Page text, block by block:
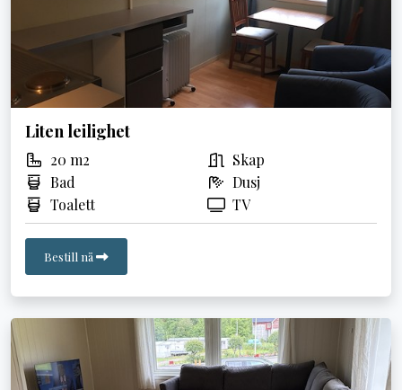
Liten leilighet
20 m2
Skap
Bad
Dusj
Toalett
TV
Bestill nå